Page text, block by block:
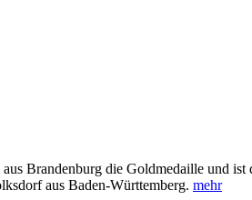
Brandenburg die Goldmedaille und ist
aus Baden-Württemberg. mehr